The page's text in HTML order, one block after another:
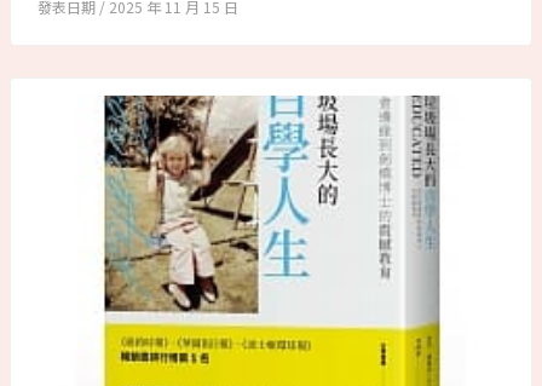
2025 年 11 月 15 日